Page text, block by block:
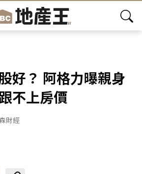
好？ 阿格力曝親身
不上房價
財經